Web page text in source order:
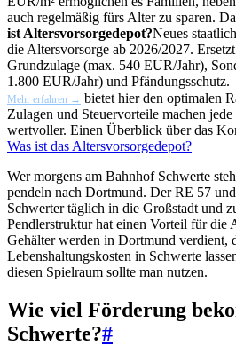
auch regelmäßig fürs Alter zu sparen.
ist Altersvorsorgedepot?Neues
die Altersvorsorge ab 2026/2027.
Grundzulage (max. 540 EUR/Jahr),
1.800 EUR/Jahr) und Pfändungsschutz.
Mehr erfahren → bietet hier den optimalen
Zulagen und Steuervorteile machen
wertvoller. Einen Überblick über das
Was ist das Altersvorsorgedepot?
Wer morgens am Bahnhof Schwerte
pendeln nach Dortmund. Der RE 57
Schwerter täglich in die Großstadt und
Pendlerstruktur hat einen Vorteil für
Gehälter werden in Dortmund verdient,
Lebenshaltungskosten in Schwerte
diesen Spielraum sollte man nutzen.
Wie viel Förderung
Schwerte?#